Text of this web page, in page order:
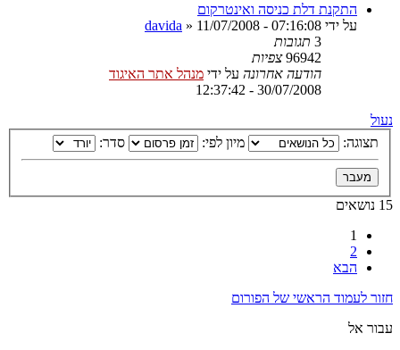
התקנת דלת כניסה ואינטרקום
על ידי
davida » 11/07/2008 - 07:16:08
3 תגובות
96942 צפיות
הודעה אחרונה על ידי מנהל אתר האיגוד
30/07/2008 - 12:37:42
נעול
תצוגה:
מיון לפי: סדר:
15 נושאים
1
2
הבא
חזור לעמוד הראשי של הפורום
עבור אל